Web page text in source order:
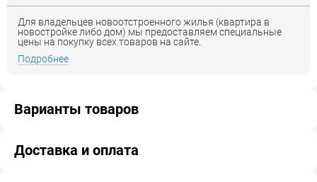
Для владельцев новоотстроенного жилья (квартира в
новостройке либо дом) мы предоставляем специальные
цены на покупку всех товаров на сайте.
Подробнее
Варианты товаров
Доставка и оплата